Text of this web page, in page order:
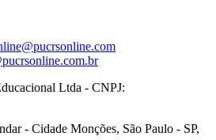
Ltda - CNPJ:
- Cidade Monções, São Paulo - SP,